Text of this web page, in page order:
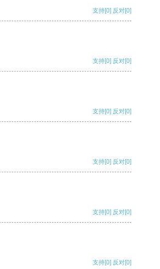
支持[0] 反对[0]
支持[0] 反对[0]
支持[0] 反对[0]
支持[0] 反对[0]
支持[0] 反对[0]
支持[0] 反对[0]